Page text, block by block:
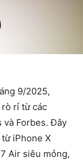
9/2025,
rỉ từ các
và Forbes. Đây
iPhone X
Air siêu mỏng,